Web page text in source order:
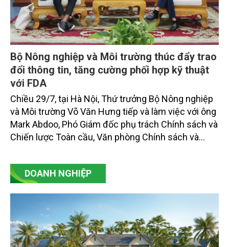
Bộ Nông nghiệp và Môi trường thúc đẩy trao
đổi thông tin, tăng cường phối hợp kỹ thuật
với FDA
Chiều 29/7, tại Hà Nội, Thứ trưởng Bộ Nông nghiệp
và Môi trường Võ Văn Hưng tiếp và làm việc với ông
Mark Abdoo, Phó Giám đốc phụ trách Chính sách và
Chiến lược Toàn cầu, Văn phòng Chính sách và
và Dược phẩm Hoa Kỳ (FDA).
DOANH NGHIỆP